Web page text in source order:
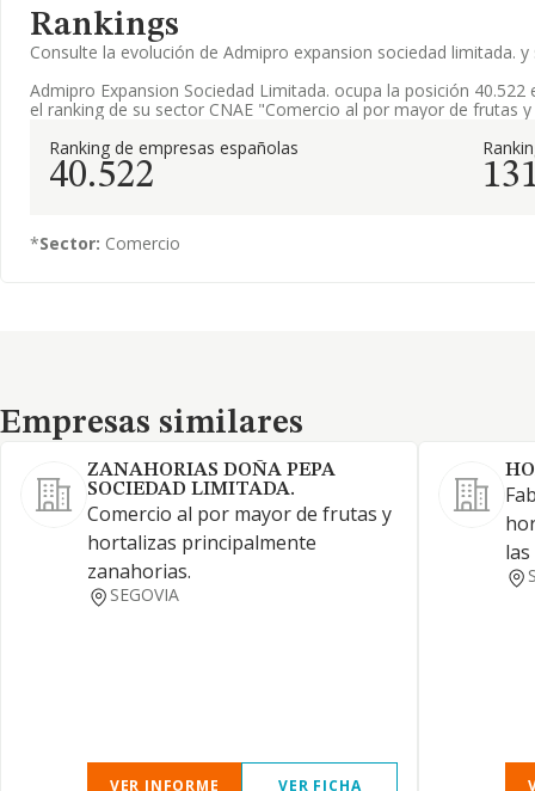
Rankings
Consulte la evolución de Admipro expansion sociedad limitada.
Admipro Expansion Sociedad Limitada. ocupa la posición 40.522
el ranking de su sector CNAE "Comercio al por mayor de frutas
Ranking de empresas españolas
40.522
*Sector: Comercio
Empresas similares
Empresas similares
ZANAHORIAS DOÑA PEPA
SOCIEDAD LIMITADA.
Comercio al por mayor de frutas y
hortalizas principalmente
zanahorias.
SEGOVIA
VER INFORME VER FICHA
las